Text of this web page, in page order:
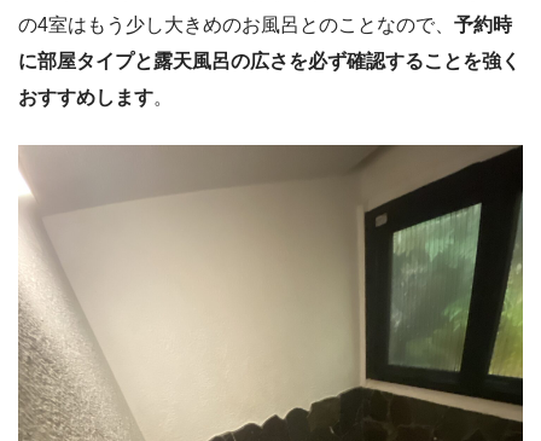
の4室はもう少し大きめのお風呂とのことなので、 予約時
に部屋タイプと露天風呂の広さを必ず確認することを強く
おすすめします。